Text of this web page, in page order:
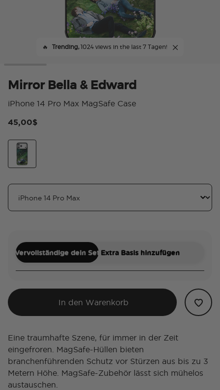
🔥 Trending,1024 views in the last 7 Tagen!
Mirror Bella & Edward
iPhone 14 Pro Max MagSafe Case
45,00$
Vervollständige dein Set Extra Basis hinzufügen
In den Warenkorb
Eine traumhafte Szene, für immer in der Zeit
eingefroren. MagSafe-Hüllen bieten
branchenführenden Schutz vor Stürzen aus bis zu 3
Metern Höhe. MagSafe-Zubehör lässt sich mühelos
austauschen.